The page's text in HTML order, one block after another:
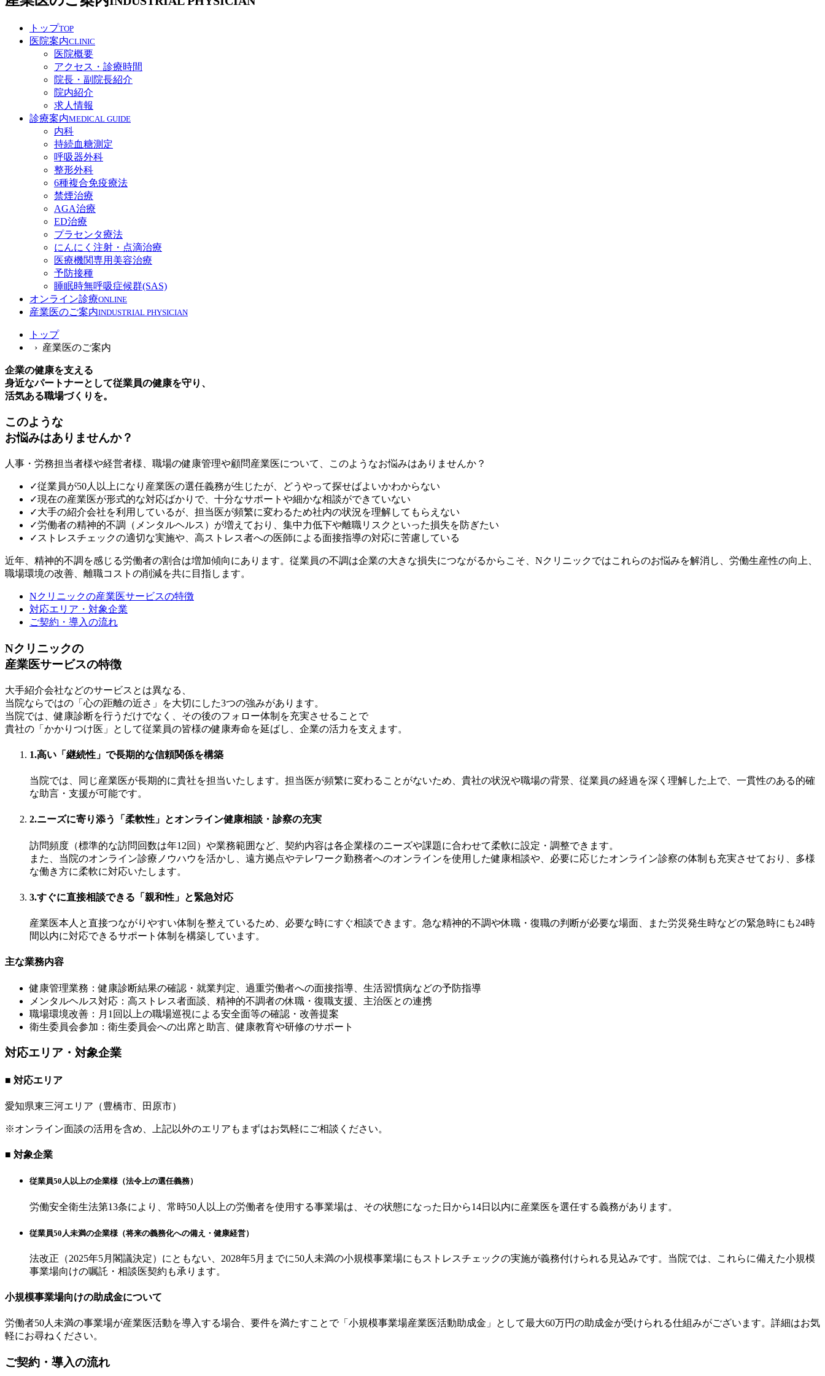
トップTOP
医院案内CLINIC
医院概要
アクセス・診療時間
院長・副院長紹介
院内紹介
求人情報
診療案内MEDICAL GUIDE
内科
持続血糖測定
呼吸器外科
整形外科
6種複合免疫療法
禁煙治療
AGA治療
ED治療
プラセンタ療法
にんにく注射・点滴治療
医療機関専用美容治療
予防接種
睡眠時無呼吸症候群(SAS)
オンライン診療ONLINE
産業医のご案内INDUSTRIAL PHYSICIAN
トップ
› 産業医のご案内
企業の健康を支える
身近なパートナーとして従業員の健康を守り、
活気ある職場づくりを。
このような
お悩みはありませんか？
人事・労務担当者様や経営者様、職場の健康管理や顧問産業医について、このようなお悩みはありませんか？
✓従業員が50人以上になり産業医の選任義務が生じたが、どうやって探せばよいかわからない
✓現在の産業医が形式的な対応ばかりで、十分なサポートや細かな相談ができていない
✓大手の紹介会社を利用しているが、担当医が頻繁に変わるため社内の状況を理解してもらえない
✓労働者の精神的不調（メンタルヘルス）が増えており、集中力低下や離職リスクといった損失を防ぎたい
✓ ストレスチェックの適切な実施や、高ストレス者への医師による面接指導の対応に苦慮している
近年、精神的不調を感じる労働者の割合は増加傾向にあります。従業員の不調は企業の大きな損失につながるからこそ、Nクリニックではこれらのお悩みを解消し、労働生産性の向上、
職場環境の改善、離職コストの削減を共に目指します。
Nクリニックの産業医サービスの特徴
対応エリア・対象企業
ご契約・導入の流れ
Nクリニックの
産業医サービスの特徴
大手紹介会社などのサービスとは異なる、
当院ならではの「心の距離の近さ」を大切にした3つの強みがあります。
当院では、健康診断を行うだけでなく、その後のフォロー体制を充実させることで
貴社の「かかりつけ医」として従業員の皆様の健康寿命を延ばし、企業の活力を支えます。
1.高い「継続性」で長期的な信頼関係を構築
当院では、同じ産業医が長期的に貴社を担当いたします。担当医が頻繁に変わることがないため、貴社の状況や職場の背景、従業員の経過を深く理解した上で、一貫性のある的確
な助言・支援が可能です。
2.ニーズに寄り添う「柔軟性」とオンライン健康相談・診察の充実
訪問頻度（標準的な訪問回数は年12回）や業務範囲など、契約内容は各企業様のニーズや課題に合わせて柔軟に設定・調整できます。
また、当院のオンライン診療ノウハウを活かし、遠方拠点やテレワーク勤務者へのオンラインを使用した健康相談や、必要に応じたオンライン診察の体制も充実させており、多様
な働き方に柔軟に対応いたします。
3.すぐに直接相談できる「親和性」と緊急対応
産業医本人と直接つながりやすい体制を整えているため、必要な時にすぐ相談できます。急な精神的不調や休職・復職の判断が必要な場面、また労災発生時などの緊急時にも24時
間以内に対応できるサポート体制を構築しています。
主な業務内容
健康管理業務：健康診断結果の確認・就業判定、過重労働者への面接指導、生活習慣病などの予防指導
メンタルヘルス対応：高ストレス者面談、精神的不調者の休職・復職支援、主治医との連携
職場環境改善：月1回以上の職場巡視による安全面等の確認・改善提案
衛生委員会参加：衛生委員会への出席と助言、健康教育や研修のサポート
対応エリア・対象企業
■ 対応エリア
愛知県東三河エリア（豊橋市、田原市）
※オンライン面談の活用を含め、上記以外のエリアもまずはお気軽にご相談ください。
■ 対象企業
従業員50人以上の企業様（法令上の選任義務）
労働安全衛生法第13条により、常時50人以上の労働者を使用する事業場は、その状態になった日から14日以内に産業医を選任する義務があります。
従業員50人未満の企業様（将来の義務化への備え・健康経営）
法改正（2025年5月閣議決定）にともない、2028年5月までに50人未満の小規模事業場にもストレスチェックの実施が義務付けられる見込みです。当院では、これらに備えた小規模
事業場向けの嘱託・相談医契約も承ります。
小規模事業場向けの助成金について
労働者50人未満の事業場が産業医活動を導入する場合、要件を満たすことで「小規模事業場産業医活動助成金」として最大60万円の助成金が受けられる仕組みがございます。詳細はお気
軽にお尋ねください。
ご契約・導入の流れ